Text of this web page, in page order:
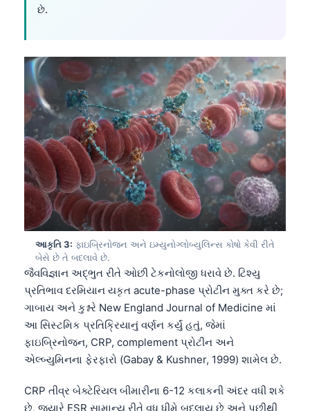
છે.
આકૃતિ 3: ફાઇબ્રિનોજન અને ઇમ્યુનોગ્લોબ્યુલિન્સ કોષો કેવી રીતે
બેસે છે તે બદલાવે છે.
જૈવવિજ્ઞાન અદ્ભુત રીતે ઓછી ટેકનોલોજી ધરાવે છે. ટિશ્યુ
પ્રતિભાવ દરમિયાન યકૃત acute-phase પ્રોટીન મુક્ત કરે છે;
ગાબાય અને કુશ્નરે New England Journal of Medicine માં
આ સિસ્ટમિક પ્રતિક્રિયાનું વર્ણન કર્યું હતું, જેમાં
ફાઇબ્રિનોજન, CRP, complement પ્રોટીન અને
એલ્બ્યુમિનના ફેરફારો (Gabay & Kushner, 1999) શામેલ છે.
CRP તીવ્ર બેક્ટેરિયલ બીમારીના 6-12 કલાકની અંદર વધી શકે
છે, જ્યારે ESR સામાન્ય રીતે વધુ ધીમે બદલાય છે અને પછીથી